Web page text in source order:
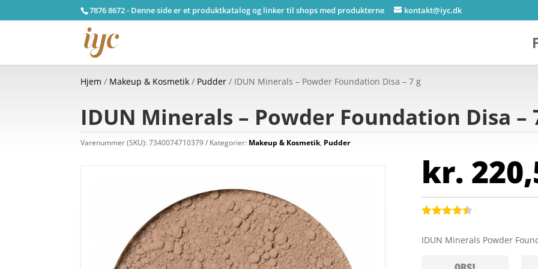
7876 8672 - Denne side er et produktkatalog og linker til shops med produkterne kontakt@iyc.dk
Hjem / Makeup & Kosmetik / Pudder / IDUN Minerals – Powder Foundation Disa – 7 g
IDUN Minerals – Powder Foundation Disa –
Varenummer (SKU):7340074710379 Kategorier: Makeup & Kosmetik, Pudder
kr.
ud af 5
IDUN Minerals Powder